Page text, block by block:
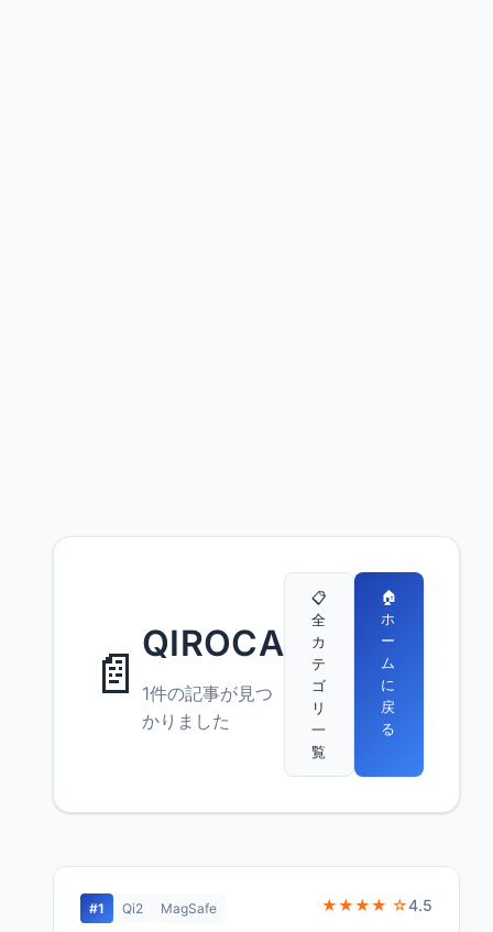
📄 QIROCA
1件の記事が見つ
かりました
📋
全
カ
テ
ゴ
リ
一
覧
🏠
ホ
ー
ム
に
戻
る
#1 Qi2 MagSafe ★★★★ ☆4.5